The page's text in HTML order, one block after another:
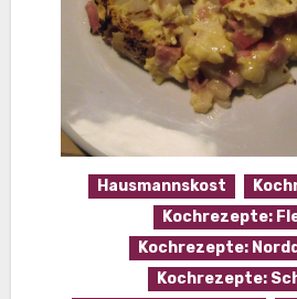
Hausmannskost
Kochrezepte:
Kochrezepte:
Kochrezepte: